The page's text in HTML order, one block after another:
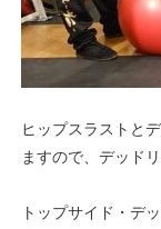
ヒップスラストと
ますので、デッド
トップサイド・デ